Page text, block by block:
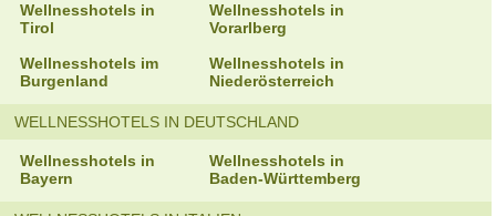
Wellnesshotels in
Tirol
Wellnesshotels in
Vorarlberg
Wellnesshotels im
Burgenland
Wellnesshotels in
Niederösterreich
WELLNESSHOTELS IN DEUTSCHLAND
Wellnesshotels in
Bayern
Wellnesshotels in
Baden-Württemberg